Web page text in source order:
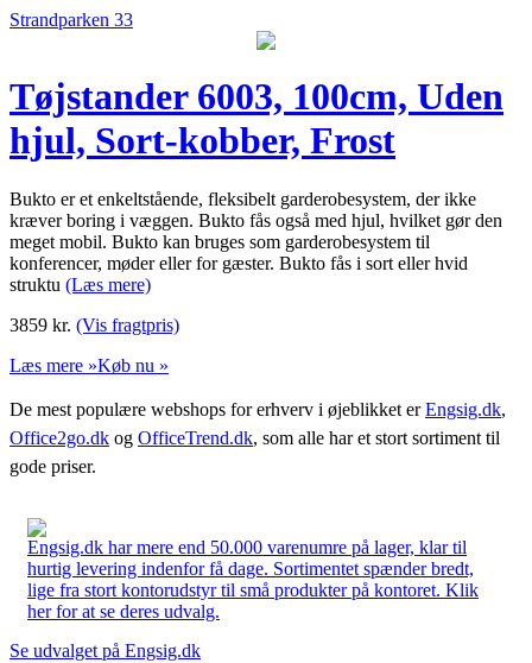
Strandparken 33
Tøjstander 6003, 100cm, Uden
hjul, Sort-kobber, Frost
Bukto er et enkeltstående, fleksibelt garderobesystem, der ikke
kræver boring i væggen. Bukto fås også med hjul, hvilket gør den
meget mobil. Bukto kan bruges som garderobesystem til
konferencer, møder eller for gæster. Bukto fås i sort eller hvid
struktu (Læs mere)
3859 kr. (Vis fragtpris)
Læs mere »Køb nu »
De mest populære webshops for erhverv i øjeblikket erEngsig.dk,
Office2go.dk og OfficeTrend.dk, som alle har et stort sortiment til
gode priser.
Engsig.dk har mere end 50.000 varenumre på lager, klar til
hurtig levering indenfor få dage. Sortimentet spænder bredt,
lige fra stort kontorudstyr til små produkter på kontoret. Klik
her for at se deres udvalg.
Se udvalget på Engsig.dk